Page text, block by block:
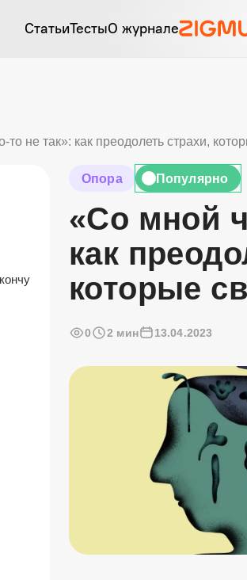
СтатьиТестыО журнале
то не так»: как преодолеть страхи,
Опора Популярно
«Со мной
как
которые
0 2 мин 13.04.2023